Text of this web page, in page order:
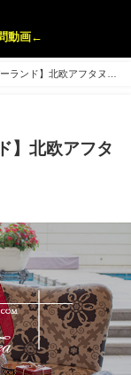
動画←
ランド】北欧アフタヌー
】北欧アフタ